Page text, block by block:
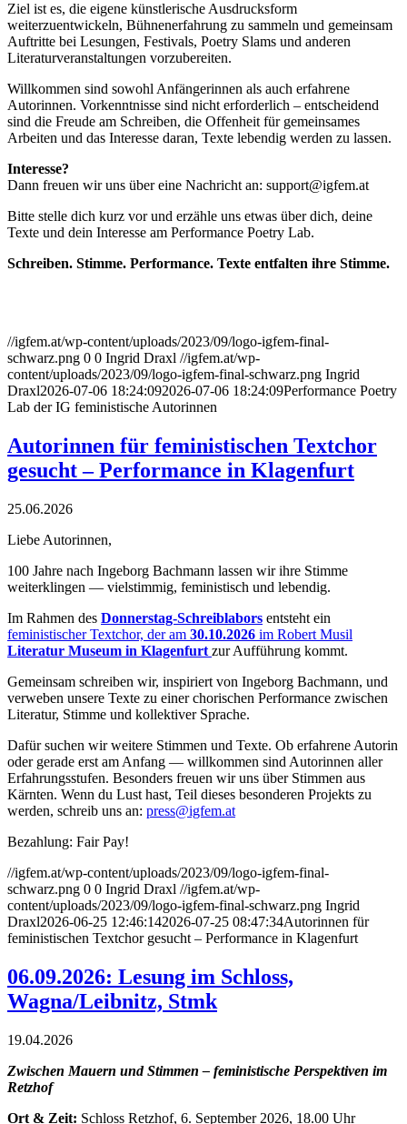
Ziel ist es, die eigene künstlerische Ausdrucksform
weiterzuentwickeln, Bühnenerfahrung zu sammeln und gemeinsam
Auftritte bei Lesungen, Festivals, Poetry Slams und anderen
Literaturveranstaltungen vorzubereiten.
Willkommen sind sowohl Anfängerinnen als auch erfahrene
Autorinnen. Vorkenntnisse sind nicht erforderlich – entscheidend
sind die Freude am Schreiben, die Offenheit für gemeinsames
Arbeiten und das Interesse daran, Texte lebendig werden zu lassen.
Interesse?
Dann freuen wir uns über eine Nachricht an: support@igfem.at
Bitte stelle dich kurz vor und erzähle uns etwas über dich, deine
Texte und dein Interesse am Performance Poetry Lab.
Schreiben. Stimme. Performance. Texte entfalten ihre Stimme.
//igfem.at/wp-content/uploads/2023/09/logo-igfem-final-
schwarz.png 0 0 Ingrid Draxl //igfem.at/wp-
content/uploads/2023/09/logo-igfem-final-schwarz.png Ingrid
Draxl2026-07-06 18:24:092026-07-06 18:24:09Performance Poetry
Lab der IG feministische Autorinnen
Autorinnen für feministischen Textchor
gesucht – Performance in Klagenfurt
25.06.2026
Liebe Autorinnen,
100 Jahre nach Ingeborg Bachmann lassen wir ihre Stimme
weiterklingen — vielstimmig, feministisch und lebendig.
Im Rahmen des Donnerstag-Schreiblabors entsteht ein
feministischer Textchor, der am 30.10.2026 im Robert Musil
Literatur Museum in Klagenfurt zur Aufführung kommt.
Gemeinsam schreiben wir, inspiriert von Ingeborg Bachmann, und
verweben unsere Texte zu einer chorischen Performance zwischen
Literatur, Stimme und kollektiver Sprache.
Dafür suchen wir weitere Stimmen und Texte. Ob erfahrene Autorin
oder gerade erst am Anfang — willkommen sind Autorinnen aller
Erfahrungsstufen. Besonders freuen wir uns über Stimmen aus
Kärnten. Wenn du Lust hast, Teil dieses besonderen Projekts zu
werden, schreib uns an: press@igfem.at
Bezahlung: Fair Pay!
//igfem.at/wp-content/uploads/2023/09/logo-igfem-final-
schwarz.png 0 0 Ingrid Draxl //igfem.at/wp-
content/uploads/2023/09/logo-igfem-final-schwarz.png Ingrid
Draxl2026-06-25 12:46:142026-07-25 08:47:34Autorinnen für
feministischen Textchor gesucht – Performance in Klagenfurt
06.09.2026: Lesung im Schloss,
Wagna/Leibnitz, Stmk
19.04.2026
Zwischen Mauern und Stimmen – feministische Perspektiven im
Retzhof
Ort & Zeit: Schloss Retzhof, 6. September 2026, 18.00 Uhr